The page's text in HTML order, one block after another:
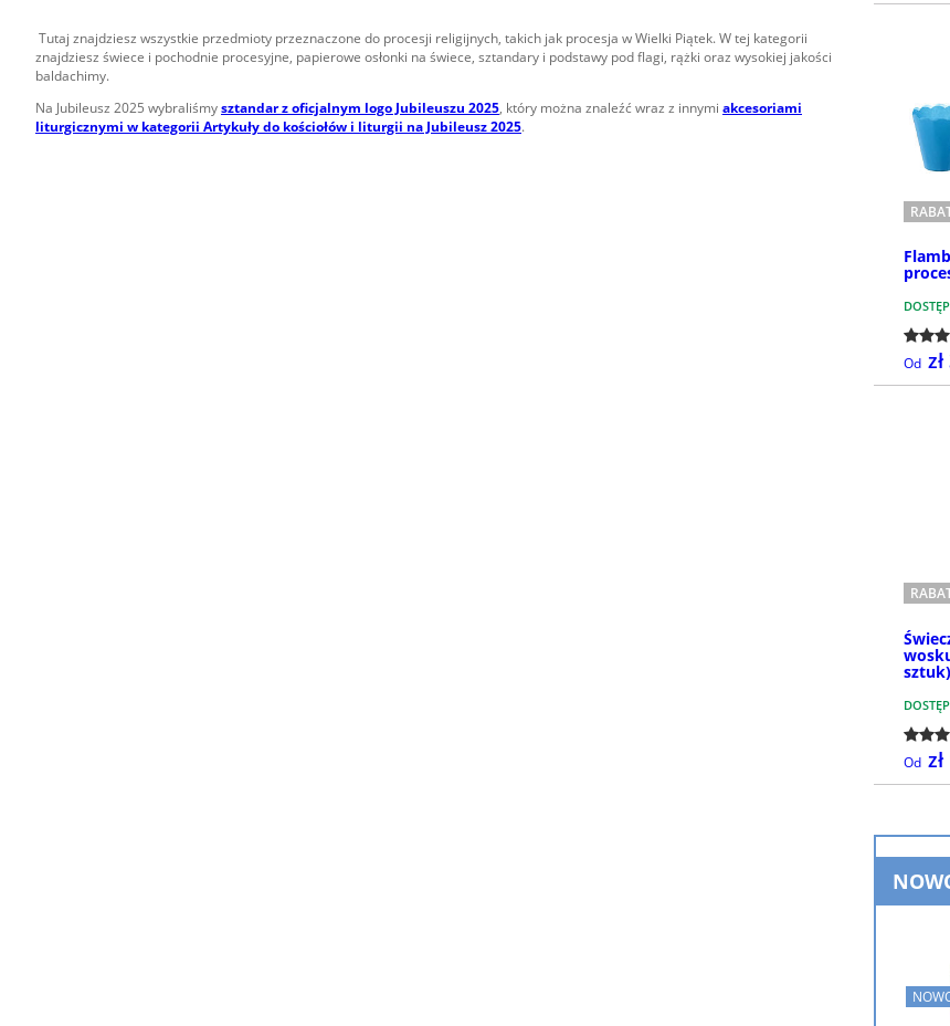
Tutaj znajdziesz wszystkie przedmioty przeznaczone do procesji religijnych, takich jak procesja w Wielki Piątek. W tej kategorii
znajdziesz świece i pochodnie procesyjne, papierowe osłonki na świece, sztandary i podstawy pod flagi, rążki oraz wysokiej jakości
baldachimy.
Na Jubileusz 2025 wybraliśmysztandar z oficjalnym logo Jubileuszu 2025, który można znaleźć wraz z innymi akcesoriami
liturgicznymi w kategorii Artykuły do kościołów i liturgii na Jubileusz 2025.
Od
sztuk)
Od